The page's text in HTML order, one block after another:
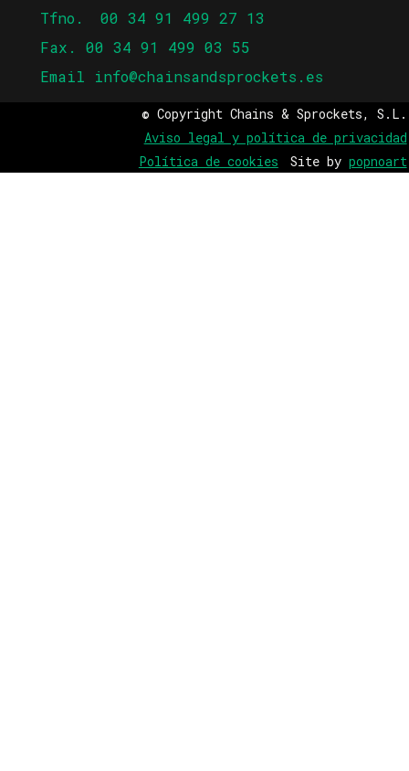
Tfno.
00 34 91 499 27 13
Fax. 00 34 91 499 03 55
Email info@chainsandsprockets.es
© Copyright Chains & Sprockets, S.L.
Aviso legal y política de privacidad
Política de cookies
Site by popnoart